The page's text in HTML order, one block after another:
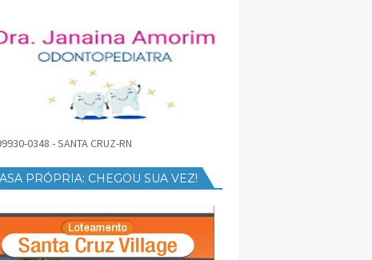
0348 - SANTA CRUZ-RN
PRÓPRIA: CHEGOU SUA VEZ!